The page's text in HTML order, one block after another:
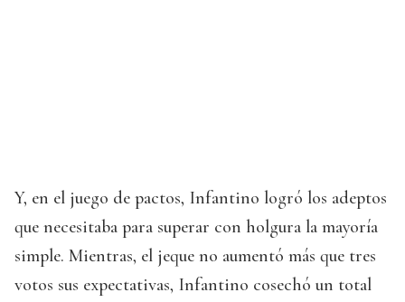
Y, en el juego de pactos, Infantino logró los adeptos
que necesitaba para superar con holgura la mayoría
simple. Mientras, el jeque no aumentó más que tres
votos sus expectativas, Infantino cosechó un total